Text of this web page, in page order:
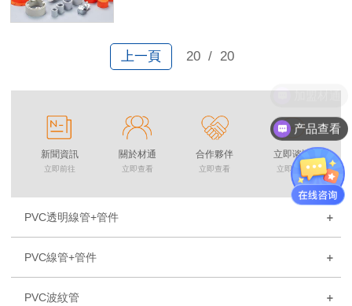
性能、更可靠的電工管道，持續為客戶和全
社會創造更大的價值。
上一頁 20/ 20
新聞資訊
立即前往
關於材通
立即查看
合作夥伴
立即查看
立即谘詢
立即點擊
PVC透明線管+管件
PVC線管+管件
PVC波紋管
产品查看
加盟材通